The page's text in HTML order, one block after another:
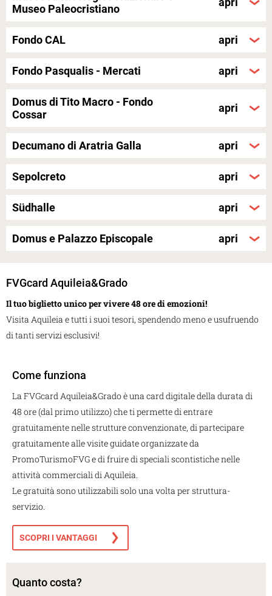
Museo Paleocristiano
Fondo CAL
Fondo Pasqualis - Mercati
Domus di Tito Macro - Fondo
Cossar
Decumano di Aratria Galla
Sepolcreto
Südhalle
Domus e Palazzo Episcopale
FVGcard Aquileia&Grado
Il tuo biglietto unico per vivere 48 ore di emozioni!
Visita Aquileia e tutti i suoi tesori, spendendo meno e usufruendo
di tanti servizi esclusivi!
Come funziona
La FVGcard Aquileia&Grado è una card digitale della durata di
48 ore (dal primo utilizzo) che ti permette di entrare
gratuitamente nelle strutture convenzionate, di partecipare
gratuitamente alle visite guidate organizzate da
PromoTurismoFVG e di fruire di speciali scontistiche nelle
attività commerciali di Aquileia.
Le gratuità sono utilizzabili solo una volta per struttura-
servizio.
SCOPRI I VANTAGGI
Quanto costa?